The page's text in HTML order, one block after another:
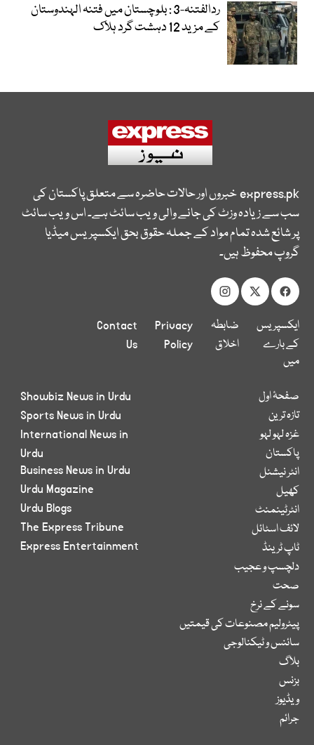
ردالفتنہ-3 : بلوچستان میں فتنہ الہندوستان
کے مزید 12 دہشت گرد ہلاک
express.pkخبروں اور حالات حاضرہ سے متعلق پاکستان کی
سب سے زیادہ وزٹ کی جانے والی ویب سائٹ ہے۔ اس ویب سائٹ
پر شائع شدہ تمام مواد کے جملہ حقوق بحق ایکسپریس میڈیا
گروپ محفوظ ہیں۔
ایکسپریس
کے بارے
میں
ضابطہ
اخلاق
Privacy
Policy
Contact
Us
صفحۂ اول
تازہ ترین
غزہ لہو لہو
پاکستان
انٹر نیشنل
کھیل
انٹرٹینمنٹ
لائف اسٹائل
ٹاپ ٹرینڈ
دلچسپ و عجیب
صحت
سونے کے نرخ
پیٹرولیم مصنوعات کی قیمتیں
سائنس و ٹیکنالوجی
بلاگ
بزنس
ویڈیوز
جرائم
Showbiz News in Urdu
Sports News in Urdu
International News in
Urdu
Business News in Urdu
Urdu Magazine
Urdu Blogs
The Express Tribune
Express Entertainment